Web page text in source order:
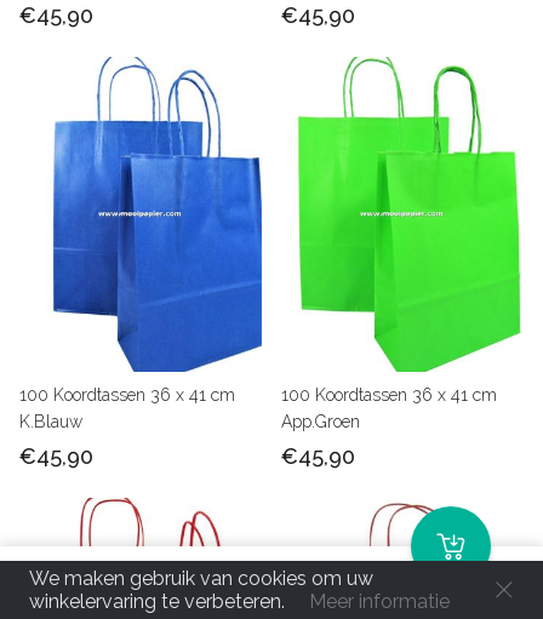
€45,90 €45,90
100 Koordtassen 36 x 41 cm
K.Blauw
€45,90
100 Koordtassen 36 x 41 cm
App.Groen
€45,90
We maken gebruik van cookies om uw
winkelervaring te verbeteren.
Meer informatie
Home Menu Zoeken Account Winkelwagentje